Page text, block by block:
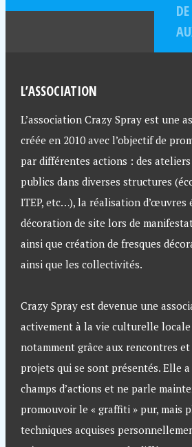
L’ASSOCIATION
L’association Crazy Spray est une
créée en 2010 avec l’objectif de
par différentes actions : des
publics dans diverses structures
ITEP, etc…), la réalisation d’œuvres
décoration de site lors de
ainsi que création de fresques
ainsi que les collectivités.
Crazy Spray est devenue une
activement à la vie culturelle
notamment grâce aux rencontres
projets qui se sont présentés. Elle
champs d’actions et ne parle
promouvoir le « graffiti » pur, mais
techniques acquises